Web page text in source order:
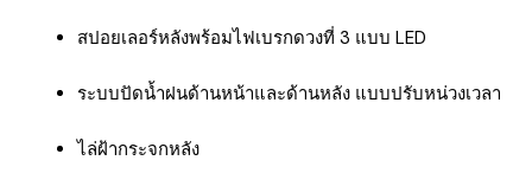
สปอยเลอร์หลังพร้อมไฟเบรกดวงที่ 3 แบบ LED
ระบบปัดน้ำฝนด้านหน้าและด้านหลัง แบบปรับหน่วงเวลา
ไล่ฝ้ากระจกหลัง